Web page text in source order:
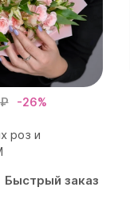
-26%
роз и
Быстрый заказ